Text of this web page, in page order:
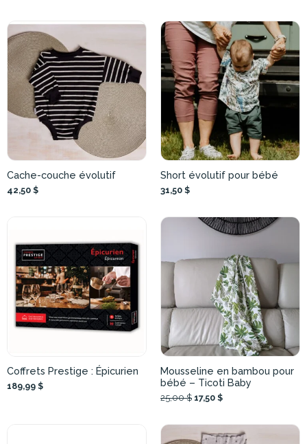
Cache-couche évolutif
42,50 $
Short évolutif pour bébé
31,50 $
Coffrets Prestige : Épicurien
189,99 $
Mousseline en bambou pour
bébé – Ticoti Baby
25,00 $ 17,50 $